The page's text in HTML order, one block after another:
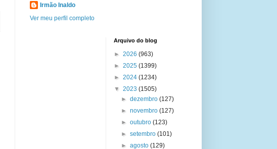
Irmão Inaldo
Ver meu perfil completo
Arquivo do blog
► 2026 (963)
► 2025 (1399)
► 2024 (1234)
▼ 2023 (1505)
►dezembro(127)
►novembro(127)
►outubro(123)
►setembro(101)
►agosto(129)